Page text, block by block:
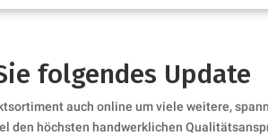
folgendes Update
auch online um viele weitere,
den höchsten handwerklichen